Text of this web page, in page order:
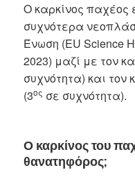
Ο καρκίνος παχέος
συχνότερα
Ένωση (EU Science
2023) μαζί με τον
συχνότητα) και τον
(3ος σε συχνότητα).
Ο καρκίνος του
θανατηφόρος;